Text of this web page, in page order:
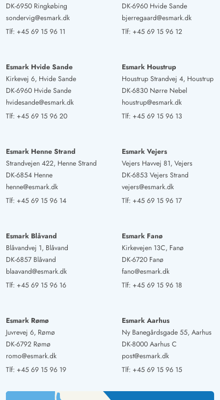
DK-6950 Ringkøbing
sondervig@esmark.dk
Tlf: +45 69 15 96 11
DK-6960 Hvide Sande
bjerregaard@esmark.dk
Tlf: +45 69 15 96 12
Esmark Hvide Sande
Kirkevej 6, Hvide Sande
DK-6960 Hvide Sande
hvidesande@esmark.dk
Tlf: +45 69 15 96 20
Esmark Houstrup
Houstrup Strandvej 4, Houstrup
DK-6830 Nørre Nebel
houstrup@esmark.dk
Tlf: +45 69 15 96 13
Esmark Henne Strand
Strandvejen 422, Henne Strand
DK-6854 Henne
henne@esmark.dk
Tlf: +45 69 15 96 14
Esmark Vejers
Vejers Havvej 81, Vejers
DK-6853 Vejers Strand
vejers@esmark.dk
Tlf: +45 69 15 96 17
Esmark Blåvand
Blåvandvej 1, Blåvand
DK-6857 Blåvand
blaavand@esmark.dk
Tlf: +45 69 15 96 16
Esmark Fanø
Kirkevejen 13C, Fanø
DK-6720 Fanø
fano@esmark.dk
Tlf: +45 69 15 96 18
Esmark Rømø
Juvrevej 6, Rømø
DK-6792 Rømø
romo@esmark.dk
Tlf: +45 69 15 96 19
Esmark Aarhus
Ny Banegårdsgade 55, Aarhus
DK-8000 Aarhus C
post@esmark.dk
Tlf: +45 69 15 96 15